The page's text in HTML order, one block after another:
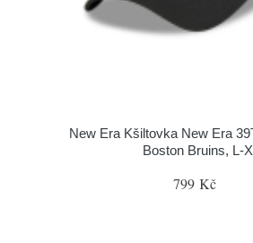
New Era Kšiltovka New Era
Boston Bruins, L-
799 Kč